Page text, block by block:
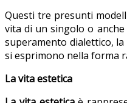
Questi tre presunti
vita di un singolo o anche
superamento dialettico, la
si esprimono nella forma
La vita estetica